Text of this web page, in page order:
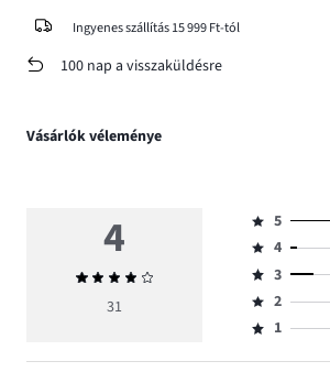
Ingyenes szállítás 15 999 Ft-tól
100 nap a visszaküldésre
Vásárlók véleménye
4
Átlagos
értékelés
31
Osztályzat
5,
szavazatok
száma
22.
5
Osztályzat
4,
szavazatok
száma
4
Osztályzat
3,
szavazatok
3
Osztályzat
2,
2
Osztályzat
1,
1